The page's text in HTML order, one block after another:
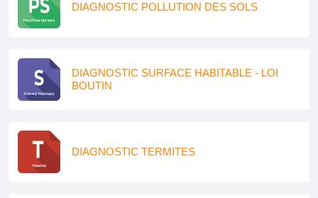
DIAGNOSTIC POLLUTION DES SOLS
DIAGNOSTIC SURFACE HABITABLE - LOI
BOUTIN
DIAGNOSTIC TERMITES